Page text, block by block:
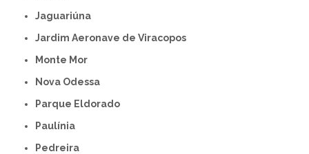
Jaguariúna
Jardim Aeronave de Viracopos
Monte Mor
Nova Odessa
Parque Eldorado
Paulínia
Pedreira